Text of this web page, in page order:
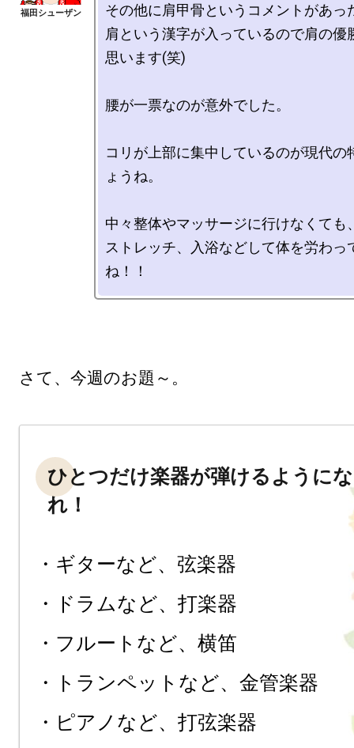
その他に肩甲骨というコメントがあっ
肩という漢字が入っているので肩の優
思います(笑)
腰が一票なのが意外でした。
コリが上部に集中しているのが現代の
ょうね。
中々整体やマッサージに行けなくても
ストレッチ、入浴などして体を労わっ
ひとつだけ楽器が弾けるように
れ！
・ギターなど、弦楽器
・ドラムなど、打楽器
・フルートなど、横笛
・トランペットなど、金管楽器
・ピアノなど、打弦楽器